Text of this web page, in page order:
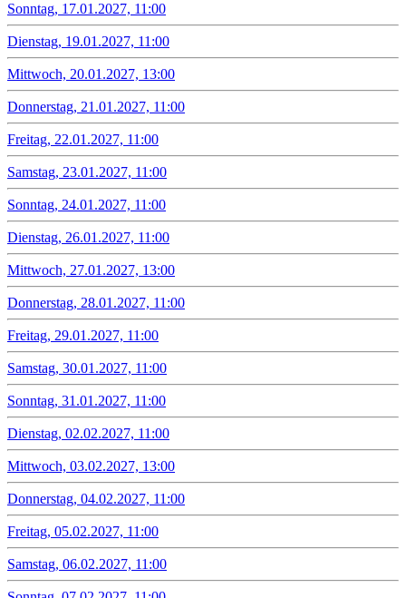
Sonntag, 17.01.2027, 11:00
Dienstag, 19.01.2027, 11:00
Mittwoch, 20.01.2027, 13:00
Donnerstag, 21.01.2027, 11:00
Freitag, 22.01.2027, 11:00
Samstag, 23.01.2027, 11:00
Sonntag, 24.01.2027, 11:00
Dienstag, 26.01.2027, 11:00
Mittwoch, 27.01.2027, 13:00
Donnerstag, 28.01.2027, 11:00
Freitag, 29.01.2027, 11:00
Samstag, 30.01.2027, 11:00
Sonntag, 31.01.2027, 11:00
Dienstag, 02.02.2027, 11:00
Mittwoch, 03.02.2027, 13:00
Donnerstag, 04.02.2027, 11:00
Freitag, 05.02.2027, 11:00
Samstag, 06.02.2027, 11:00